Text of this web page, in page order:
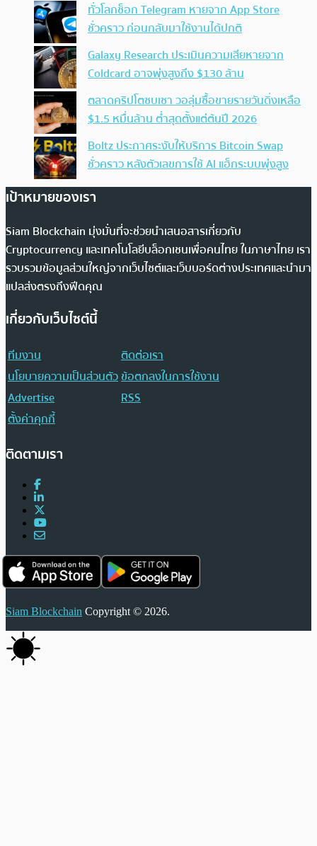
ทั่วโลกช็อก Telegram หายจาก App Store
ชั่วคราว ก่อนกลับมาใช้งานได้ปกติ
Galaxy Research ประเมินความเสียหายจาก
Coldcard อาจพุ่งสูงถึง $130 ล้าน
ตลาดคริปโตซบเซา วอลุ่มซื้อขายรายวันดิ่งเหลือ
$1.5 หมื่นล้าน ต่ำสุดตั้งแต่ต้นปี 2026
Boltz ประกาศระงับให้บริการ Bitcoin Swap
ชั่วคราว หลังตัวเลขการใช้ AI แฮ็กระบบพุ่งสูง
เป้าหมายของเรา
Siam Blockchain มุ่งมั่นที่จะช่วยนำเสนอสารเกี่ยวกับ
Cryptocurrency และเทคโนโลยีบล็อกเชนเพื่อคนไทย ในภาษาไทย เรา
รวบรวมข้อมูลส่วนใหญ่จากเว็บไซต์และเว็บบอร์ดต่างประเทศและนำมา
แปลส่งตรงถึงฟีดคุณ
เกี่ยวกับเว็บไซต์นี้
ทีมงาน
ติดต่อเรา
นโยบายความเป็นส่วนตัวข้อตกลงในการใช้งาน
Advertise
RSS
ตั้งค่าคุกกี้
ติดตามเรา
Siam Blockchain Copyright © 2026.